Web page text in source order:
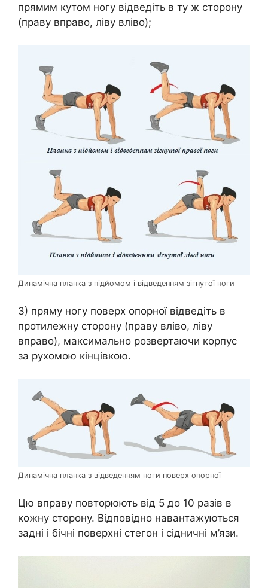
прямим кутом ногу відведіть в ту ж сторону
(праву вправо, ліву вліво);
Динамічна планка з підйомом і відведенням зігнутої ноги
3) пряму ногу поверх опорної відведіть в
протилежну сторону (праву вліво, ліву
вправо), максимально розвертаючи корпус
за рухомою кінцівкою.
Динамічна планка з відведенням ноги поверх опорної
Цю вправу повторюють від 5 до 10 разів в
кожну сторону. Відповідно навантажуються
задні і бічні поверхні стегон і сідничні м’язи.